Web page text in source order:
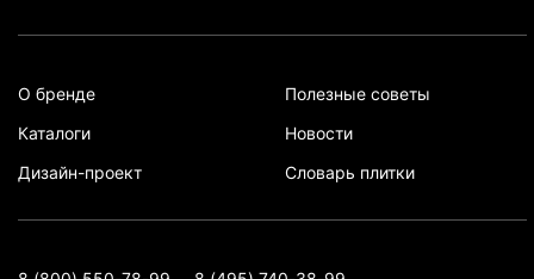
О бренде
Каталоги
Дизайн-проект
Полезные советы
Новости
Словарь плитки